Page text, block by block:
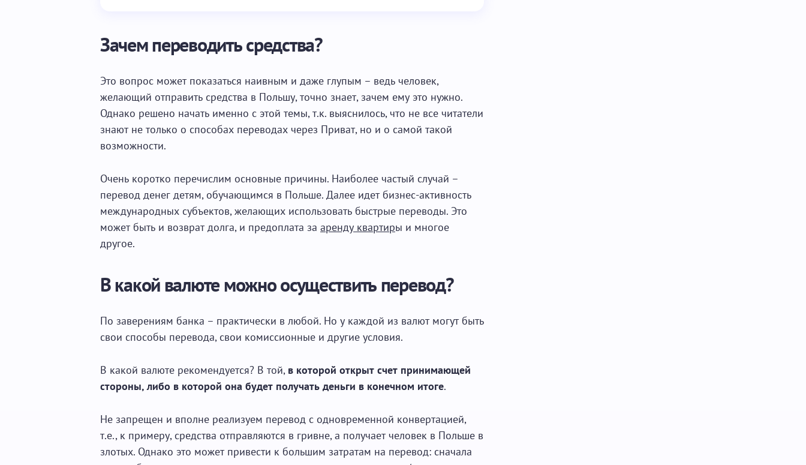
Зачем переводить средства?
Это вопрос может показаться наивным и даже глупым – ведь человек,
желающий отправить средства в Польшу, точно знает, зачем ему это нужно.
Однако решено начать именно с этой темы, т.к. выяснилось, что не все читатели
знают не только о способах переводах через Приват, но и о самой такой
возможности.
Очень коротко перечислим основные причины. Наиболее частый случай –
перевод денег детям, обучающимся в Польше. Далее идет бизнес-активность
международных субъектов, желающих использовать быстрые переводы. Это
может быть и возврат долга, и предоплата за аренду квартиры и многое
другое.
В какой валюте можно осуществить перевод?
По заверениям банка – практически в любой. Но у каждой из валют могут быть
свои способы перевода, свои комиссионные и другие условия.
В какой валюте рекомендуется? В той, в которой открыт счет принимающей
стороны, либо в которой она будет получать деньги в конечном итоге.
Не запрещен и вполне реализуем перевод с одновременной конвертацией,
т.е., к примеру, средства отправляются в гривне, а получает человек в Польше в
злотых. Однако это может привести к большим затратам на перевод: сначала